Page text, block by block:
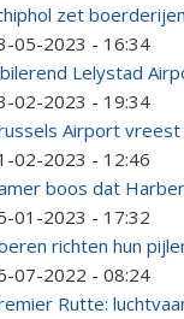
zet
05-2023 - 16:34
Lelystad
02-2023 - 19:34
Airport
02-2023 - 12:46
boos dat
01-2023 - 17:32
richten hun
07-2022 - 08:24
Rutte: